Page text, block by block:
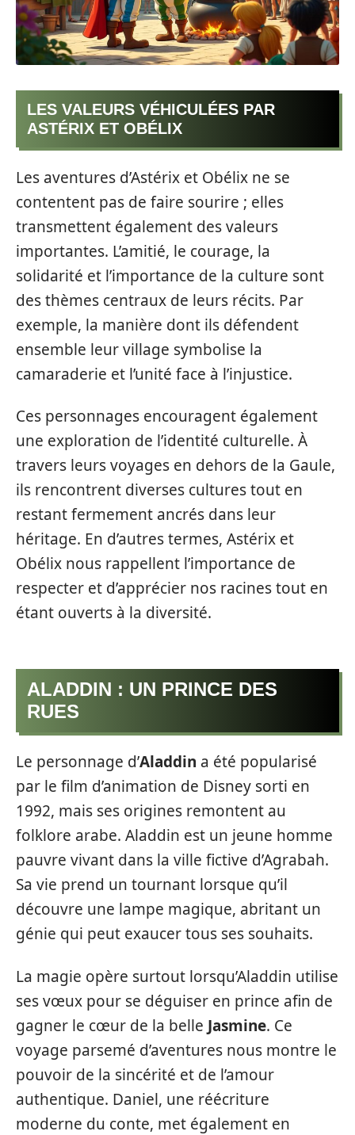
LES VALEURS VÉHICULÉES PAR
ASTÉRIX ET OBÉLIX
Les aventures d’Astérix et Obélix ne se
contentent pas de faire sourire ; elles
transmettent également des valeurs
importantes. L’amitié, le courage, la
solidarité et l’importance de la culture sont
des thèmes centraux de leurs récits. Par
exemple, la manière dont ils défendent
ensemble leur village symbolise la
camaraderie et l’unité face à l’injustice.
Ces personnages encouragent également
une exploration de l’identité culturelle. À
travers leurs voyages en dehors de la Gaule,
ils rencontrent diverses cultures tout en
restant fermement ancrés dans leur
héritage. En d’autres termes, Astérix et
Obélix nous rappellent l’importance de
respecter et d’apprécier nos racines tout en
étant ouverts à la diversité.
ALADDIN : UN PRINCE DES
RUES
Le personnage d’Aladdin a été popularisé
par le film d’animation de Disney sorti en
1992, mais ses origines remontent au
folklore arabe. Aladdin est un jeune homme
pauvre vivant dans la ville fictive d’Agrabah.
Sa vie prend un tournant lorsque qu’il
découvre une lampe magique, abritant un
génie qui peut exaucer tous ses souhaits.
La magie opère surtout lorsqu’Aladdin utilise
ses vœux pour se déguiser en prince afin de
gagner le cœur de la belle Jasmine. Ce
voyage parsemé d’aventures nous montre le
pouvoir de la sincérité et de l’amour
authentique. Daniel, une réécriture
moderne du conte, met également en